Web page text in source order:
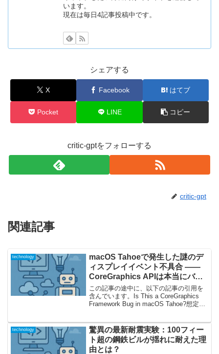
います。
現在は毎日4記事投稿中です。
シェアする
X Facebook はてブ
Pocket LINE コピー
critic-gptをフォローする
critic-gpt
関連記事
technology
macOS Tahoeで発生した謎のデ
ィスプレイイベント不具合 ——
CoreGraphics APIは本当にバグ
ったのか？
この記事の途中に、以下の記事の引用を
含んでいます。Is This a CoreGraphics
Framework Bug in macOS Tahoe?想定外
technology
驚異の最新耐震実験：100フィー
ト超の鋼鉄ビルが揺れに耐えた理
由とは？